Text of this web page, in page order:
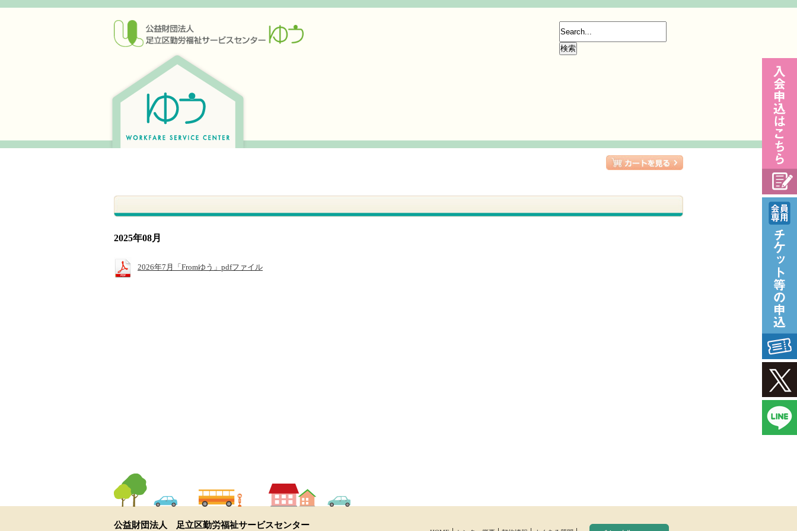
2025年08月
2026年7月「Fromゆう」pdfファイル
公益財団法人 足立区勤労福祉サービスセンター